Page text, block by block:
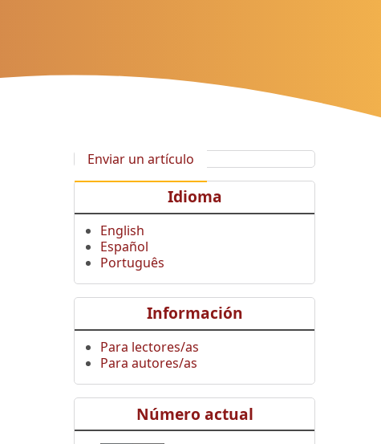
Enviar un artículo
Idioma
English
Español
Português
Información
Para lectores/as
Para autores/as
Número actual